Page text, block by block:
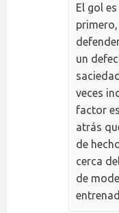
El gol
un
veces
factor
atrás
de
cerca
de